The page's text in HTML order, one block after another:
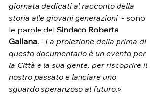
giornata dedicati al racconto della
storia alle giovani generazioni. - sono
le parole del Sindaco Roberta
Gallana. - La proiezione della prima di
questo documentario è un evento per
la Città e la sua gente, per riscoprire il
nostro passato e lanciare uno
sguardo speranzoso al futuro.»